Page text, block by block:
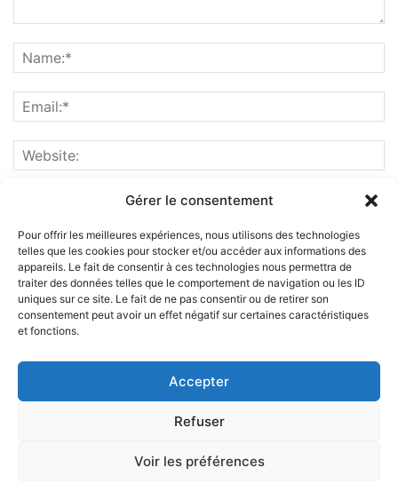
Gérer le consentement
Pour offrir les meilleures expériences, nous utilisons des technologies
telles que les cookies pour stocker et/ou accéder aux informations des
appareils. Le fait de consentir à ces technologies nous permettra de
traiter des données telles que le comportement de navigation ou les ID
uniques sur ce site. Le fait de ne pas consentir ou de retirer son
consentement peut avoir un effet négatif sur certaines caractéristiques
et fonctions.
Accepter
Refuser
Voir les préférences
ABOUT US
FOLLOW US